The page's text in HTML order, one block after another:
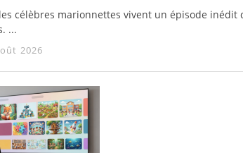
célèbres marionnettes vivent un épisode inédit
...
2026